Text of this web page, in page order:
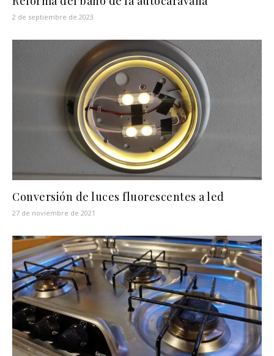
2 de septiembre de 2023
Conversión de luces fluorescentes a led
27 de noviembre de 2021